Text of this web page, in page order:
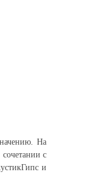
На
с
и